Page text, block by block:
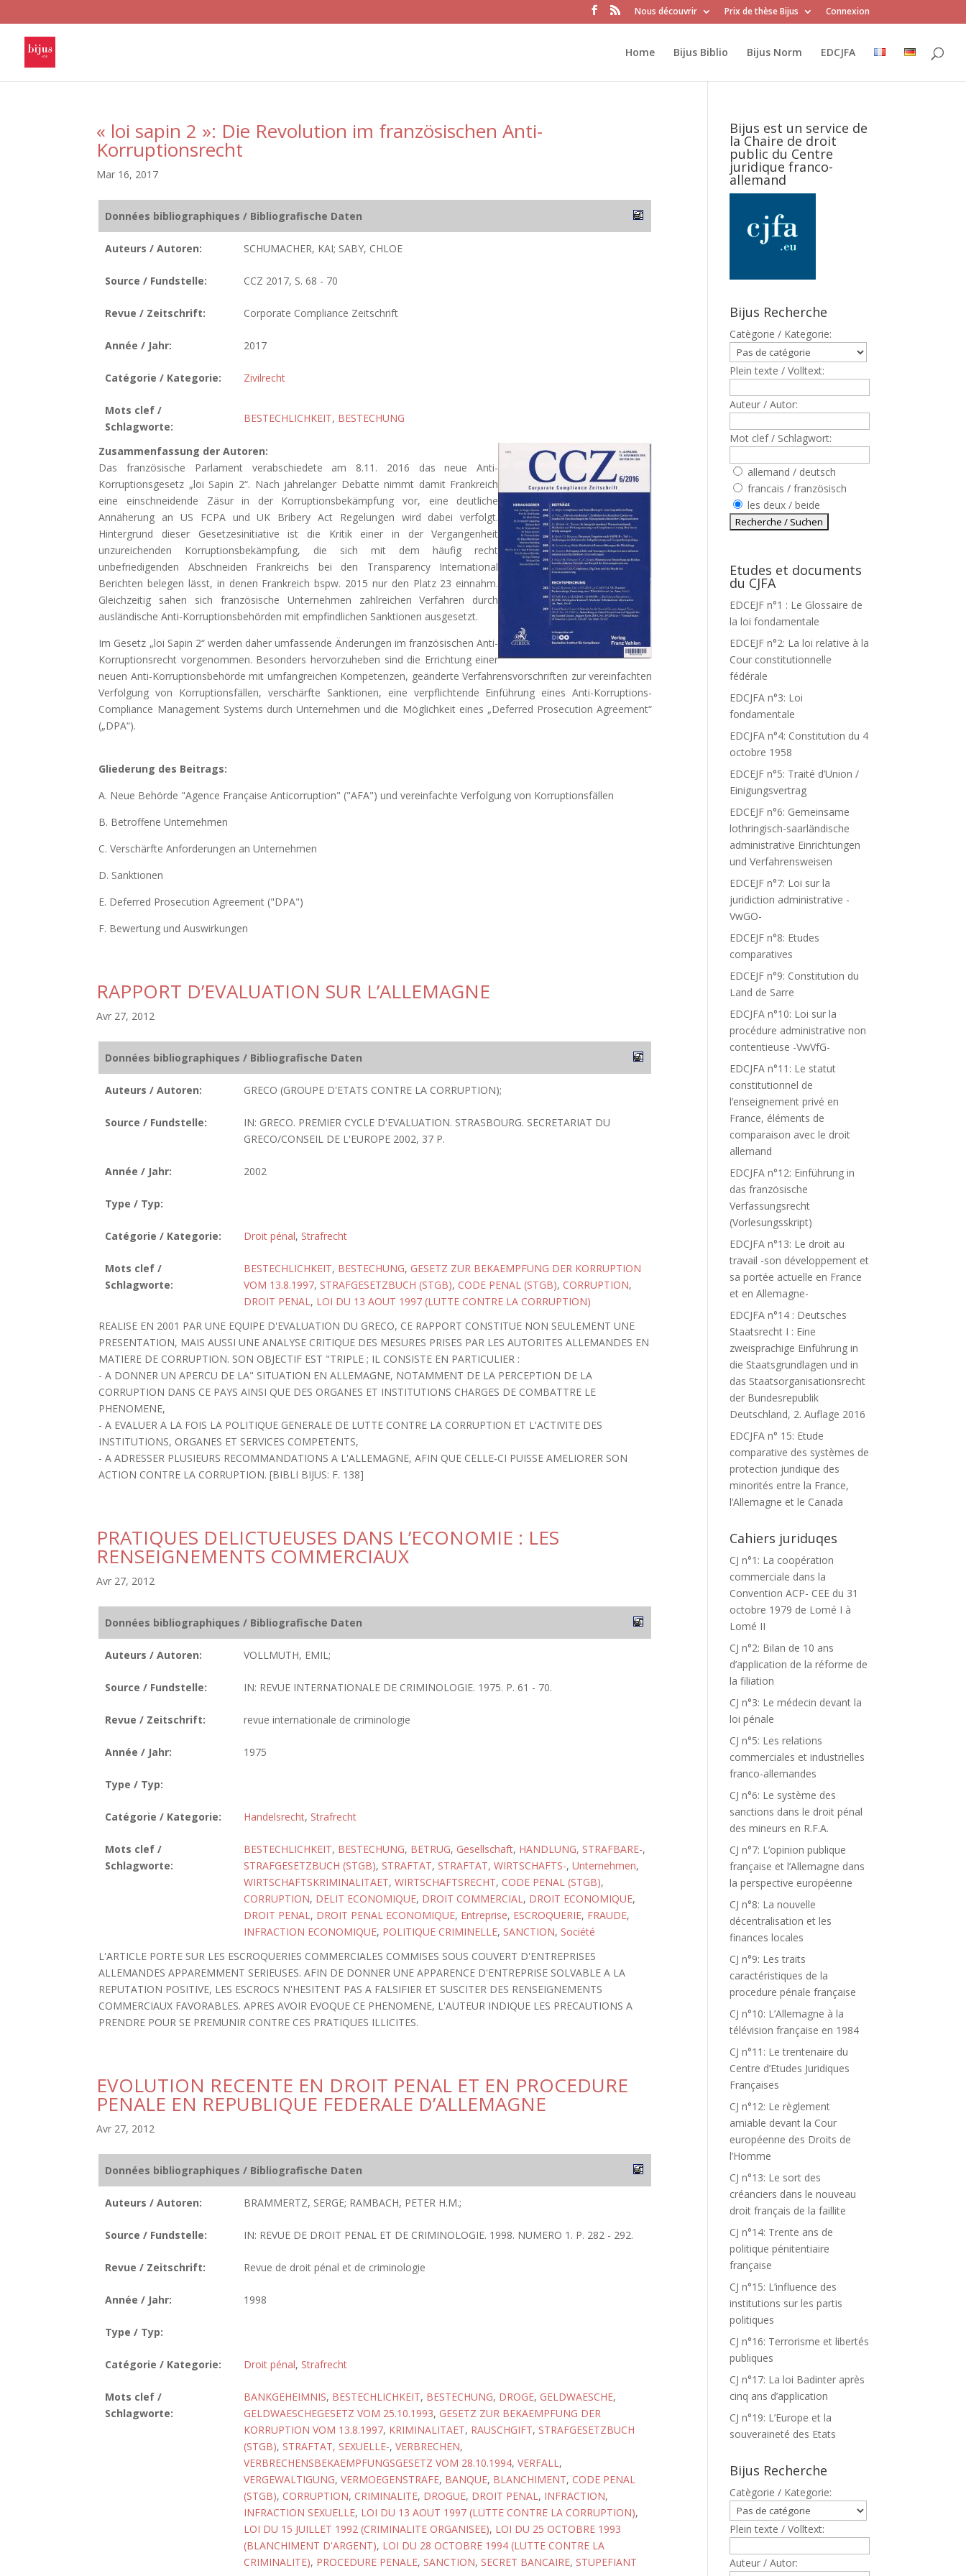
Nous découvrir Prix de thèse Bijus Connexion
Home Bijus Biblio Bijus Norm EDCJFA
« loi sapin 2 »: Die Revolution im französischen Anti-
Korruptionsrecht
Mar 16, 2017
Données bibliographiques / Bibliografische Daten
Auteurs / Autoren: SCHUMACHER, KAI; SABY, CHLOE
Source / Fundstelle: CCZ 2017, S. 68 - 70
Revue / Zeitschrift: Corporate Compliance Zeitschrift
Année / Jahr: 2017
Catégorie / Kategorie: Zivilrecht
Mots clef /
Schlagworte:
BESTECHLICHKEIT, BESTECHUNG
Zusammenfassung der Autoren:
Das französische Parlament verabschiedete am 8.11. 2016 das neue Anti-
Korruptionsgesetz „loi Sapin 2“. Nach jahrelanger Debatte nimmt damit Frankreich
eine einschneidende Zäsur in der Korruptionsbekämpfung vor, eine deutliche
Annäherung an US FCPA und UK Bribery Act Regelungen wird dabei verfolgt.
Hintergrund dieser Gesetzesinitiative ist die Kritik einer in der Vergangenheit
unzureichenden Korruptionsbekämpfung, die sich mit dem häufig recht
unbefriedigenden Abschneiden Frankreichs bei den Transparency International
Berichten belegen lässt, in denen Frankreich bspw. 2015 nur den Platz 23 einnahm.
Gleichzeitig sahen sich französische Unternehmen zahlreichen Verfahren durch
ausländische Anti-Korruptionsbehörden mit empfindlichen Sanktionen ausgesetzt.
Im Gesetz „loi Sapin 2“ werden daher umfassende Änderungen im französischen Anti-
Korruptionsrecht vorgenommen. Besonders hervorzuheben sind die Errichtung einer
neuen Anti-Korruptionsbehörde mit umfangreichen Kompetenzen, geänderte Verfahrensvorschriften zur vereinfachten
Verfolgung von Korruptionsfällen, verschärfte Sanktionen, eine verpflichtende Einführung eines Anti-Korruptions-
Compliance Management Systems durch Unternehmen und die Möglichkeit eines „Deferred Prosecution Agreement“
(„DPA“).
Gliederung des Beitrags:
A. Neue Behörde "Agence Française Anticorruption" ("AFA") und vereinfachte Verfolgung von Korruptionsfällen
B. Betroffene Unternehmen
C. Verschärfte Anforderungen an Unternehmen
D. Sanktionen
E. Deferred Prosecution Agreement ("DPA")
F. Bewertung und Auswirkungen
RAPPORT D’EVALUATION SUR L’ALLEMAGNE
Avr 27, 2012
Données bibliographiques / Bibliografische Daten
Auteurs / Autoren: GRECO (GROUPE D'ETATS CONTRE LA CORRUPTION);
Source / Fundstelle:
IN: GRECO. PREMIER CYCLE D'EVALUATION. STRASBOURG. SECRETARIAT DU
GRECO/CONSEIL DE L'EUROPE 2002, 37 P.
Année / Jahr: 2002
Type / Typ:
Catégorie / Kategorie: Droit pénal, Strafrecht
Mots clef /
Schlagworte:
BESTECHLICHKEIT, BESTECHUNG, GESETZ ZUR BEKAEMPFUNG DER KORRUPTION
VOM 13.8.1997, STRAFGESETZBUCH (STGB), CODE PENAL (STGB), CORRUPTION,
DROIT PENAL, LOI DU 13 AOUT 1997 (LUTTE CONTRE LA CORRUPTION)
REALISE EN 2001 PAR UNE EQUIPE D'EVALUATION DU GRECO, CE RAPPORT CONSTITUE NON SEULEMENT UNE
PRESENTATION, MAIS AUSSI UNE ANALYSE CRITIQUE DES MESURES PRISES PAR LES AUTORITES ALLEMANDES EN
MATIERE DE CORRUPTION. SON OBJECTIF EST "TRIPLE ; IL CONSISTE EN PARTICULIER :
- A DONNER UN APERCU DE LA" SITUATION EN ALLEMAGNE, NOTAMMENT DE LA PERCEPTION DE LA
CORRUPTION DANS CE PAYS AINSI QUE DES ORGANES ET INSTITUTIONS CHARGES DE COMBATTRE LE
PHENOMENE,
- A EVALUER A LA FOIS LA POLITIQUE GENERALE DE LUTTE CONTRE LA CORRUPTION ET L'ACTIVITE DES
INSTITUTIONS, ORGANES ET SERVICES COMPETENTS,
- A ADRESSER PLUSIEURS RECOMMANDATIONS A L'ALLEMAGNE, AFIN QUE CELLE-CI PUISSE AMELIORER SON
ACTION CONTRE LA CORRUPTION. [BIBLI BIJUS: F. 138]
PRATIQUES DELICTUEUSES DANS L’ECONOMIE : LES
RENSEIGNEMENTS COMMERCIAUX
Avr 27, 2012
Données bibliographiques / Bibliografische Daten
Auteurs / Autoren: VOLLMUTH, EMIL;
Source / Fundstelle: IN: REVUE INTERNATIONALE DE CRIMINOLOGIE. 1975. P. 61 - 70.
Revue / Zeitschrift: revue internationale de criminologie
Année / Jahr: 1975
Type / Typ:
Catégorie / Kategorie: Handelsrecht, Strafrecht
Mots clef /
Schlagworte:
BESTECHLICHKEIT, BESTECHUNG, BETRUG, Gesellschaft, HANDLUNG, STRAFBARE-,
STRAFGESETZBUCH (STGB), STRAFTAT, STRAFTAT, WIRTSCHAFTS-, Unternehmen,
WIRTSCHAFTSKRIMINALITAET, WIRTSCHAFTSRECHT, CODE PENAL (STGB),
CORRUPTION, DELIT ECONOMIQUE, DROIT COMMERCIAL, DROIT ECONOMIQUE,
DROIT PENAL, DROIT PENAL ECONOMIQUE, Entreprise, ESCROQUERIE, FRAUDE,
INFRACTION ECONOMIQUE, POLITIQUE CRIMINELLE, SANCTION, Société
L'ARTICLE PORTE SUR LES ESCROQUERIES COMMERCIALES COMMISES SOUS COUVERT D'ENTREPRISES
ALLEMANDES APPAREMMENT SERIEUSES. AFIN DE DONNER UNE APPARENCE D'ENTREPRISE SOLVABLE A LA
REPUTATION POSITIVE, LES ESCROCS N'HESITENT PAS A FALSIFIER ET SUSCITER DES RENSEIGNEMENTS
COMMERCIAUX FAVORABLES. APRES AVOIR EVOQUE CE PHENOMENE, L'AUTEUR INDIQUE LES PRECAUTIONS A
PRENDRE POUR SE PREMUNIR CONTRE CES PRATIQUES ILLICITES.
EVOLUTION RECENTE EN DROIT PENAL ET EN PROCEDURE
PENALE EN REPUBLIQUE FEDERALE D’ALLEMAGNE
Avr 27, 2012
Données bibliographiques / Bibliografische Daten
Auteurs / Autoren: BRAMMERTZ, SERGE; RAMBACH, PETER H.M.;
Source / Fundstelle: IN: REVUE DE DROIT PENAL ET DE CRIMINOLOGIE. 1998. NUMERO 1. P. 282 - 292.
Revue / Zeitschrift: Revue de droit pénal et de criminologie
Année / Jahr: 1998
Type / Typ:
Catégorie / Kategorie: Droit pénal, Strafrecht
Mots clef /
Schlagworte:
BANKGEHEIMNIS, BESTECHLICHKEIT, BESTECHUNG, DROGE, GELDWAESCHE,
GELDWAESCHEGESETZ VOM 25.10.1993, GESETZ ZUR BEKAEMPFUNG DER
KORRUPTION VOM 13.8.1997, KRIMINALITAET, RAUSCHGIFT, STRAFGESETZBUCH
(STGB), STRAFTAT, SEXUELLE-, VERBRECHEN,
VERBRECHENSBEKAEMPFUNGSGESETZ VOM 28.10.1994, VERFALL,
VERGEWALTIGUNG, VERMOEGENSTRAFE, BANQUE, BLANCHIMENT, CODE PENAL
(STGB), CORRUPTION, CRIMINALITE, DROGUE, DROIT PENAL, INFRACTION,
INFRACTION SEXUELLE, LOI DU 13 AOUT 1997 (LUTTE CONTRE LA CORRUPTION),
LOI DU 15 JUILLET 1992 (CRIMINALITE ORGANISEE), LOI DU 25 OCTOBRE 1993
(BLANCHIMENT D'ARGENT), LOI DU 28 OCTOBRE 1994 (LUTTE CONTRE LA
CRIMINALITE), PROCEDURE PENALE, SANCTION, SECRET BANCAIRE, STUPEFIANT
Bijus est un service de
la Chaire de droit
public du Centre
juridique franco-
allemand
Bijus Recherche
Catègorie / Kategorie:
Plein texte / Volltext:
Auteur / Autor:
Mot clef / Schlagwort:
allemand / deutsch
francais / französisch
les deux / beide
Etudes et documents
du CJFA
EDCEJF n°1 : Le Glossaire de
la loi fondamentale
EDCEJF n°2: La loi relative à la
Cour constitutionnelle
fédérale
EDCJFA n°3: Loi
fondamentale
EDCJFA n°4: Constitution du 4
octobre 1958
EDCEJF n°5: Traité d’Union /
Einigungsvertrag
EDCEJF n°6: Gemeinsame
lothringisch-saarländische
administrative Einrichtungen
und Verfahrensweisen
EDCEJF n°7: Loi sur la
juridiction administrative -
VwGO-
EDCEJF n°8: Etudes
comparatives
EDCEJF n°9: Constitution du
Land de Sarre
EDCJFA n°10: Loi sur la
procédure administrative non
contentieuse -VwVfG-
EDCJFA n°11: Le statut
constitutionnel de
l’enseignement privé en
France, éléments de
comparaison avec le droit
allemand
EDCJFA n°12: Einführung in
das französische
Verfassungsrecht
(Vorlesungsskript)
EDCJFA n°13: Le droit au
travail -son développement et
sa portée actuelle en France
et en Allemagne-
EDCJFA n°14 : Deutsches
Staatsrecht I : Eine
zweisprachige Einführung in
die Staatsgrundlagen und in
das Staatsorganisationsrecht
der Bundesrepublik
Deutschland, 2. Auflage 2016
EDCJFA n° 15: Etude
comparative des systèmes de
protection juridique des
minorités entre la France,
l’Allemagne et le Canada
Cahiers juriduqes
CJ n°1: La coopération
commerciale dans la
Convention ACP- CEE du 31
octobre 1979 de Lomé I à
Lomé II
CJ n°2: Bilan de 10 ans
d’application de la réforme de
la filiation
CJ n°3: Le médecin devant la
loi pénale
CJ n°5: Les relations
commerciales et industrielles
franco-allemandes
CJ n°6: Le système des
sanctions dans le droit pénal
des mineurs en R.F.A.
CJ n°7: L’opinion publique
française et l’Allemagne dans
la perspective européenne
CJ n°8: La nouvelle
décentralisation et les
finances locales
CJ n°9: Les traits
caractéristiques de la
procedure pénale française
CJ n°10: L’Allemagne à la
télévision française en 1984
CJ n°11: Le trentenaire du
Centre d’Etudes Juridiques
Françaises
CJ n°12: Le règlement
amiable devant la Cour
européenne des Droits de
l’Homme
CJ n°13: Le sort des
créanciers dans le nouveau
droit français de la faillite
CJ n°14: Trente ans de
politique pénitentiaire
française
CJ n°15: L’influence des
institutions sur les partis
politiques
CJ n°16: Terrorisme et libertés
publiques
CJ n°17: La loi Badinter après
cinq ans d’application
CJ n°19: L’Europe et la
souveraineté des Etats
Bijus Recherche
Catègorie / Kategorie:
Plein texte / Volltext:
Auteur / Autor: